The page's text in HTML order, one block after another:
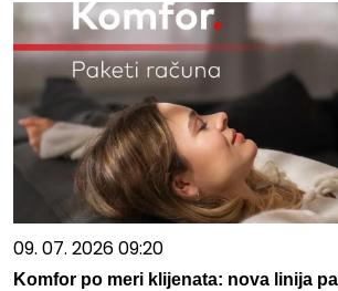
09. 07. 2026 09:20
Komfor po meri klijenata: nova linija